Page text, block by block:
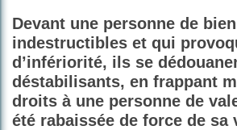
Devant une personne de
indestructibles et qui
d’infériorité, ils se
déstabilisants, en frappant
droits à une personne de
été rabaissée de force de sa